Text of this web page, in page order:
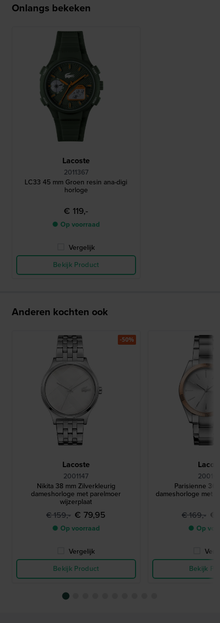
Onlangs bekeken
Lacoste
2011367
LC33 45 mm Groen resin ana-digi
horloge
€ 119,-
● Op voorraad
Vergelijk
Bekijk Product
Anderen kochten ook
Lacoste
2001147
Nikita 38 mm Zilverkleurig
dameshorloge met parelmoer
wijzerplaat
€ 159,- € 79,95
● Op voorraad
Vergelijk
Bekijk Product
-50%
Parisienne 36
dameshorloge met
€ 169,- €
● Op
Bekijk